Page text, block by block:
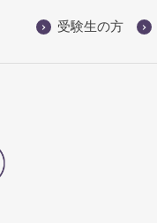
受験生の方